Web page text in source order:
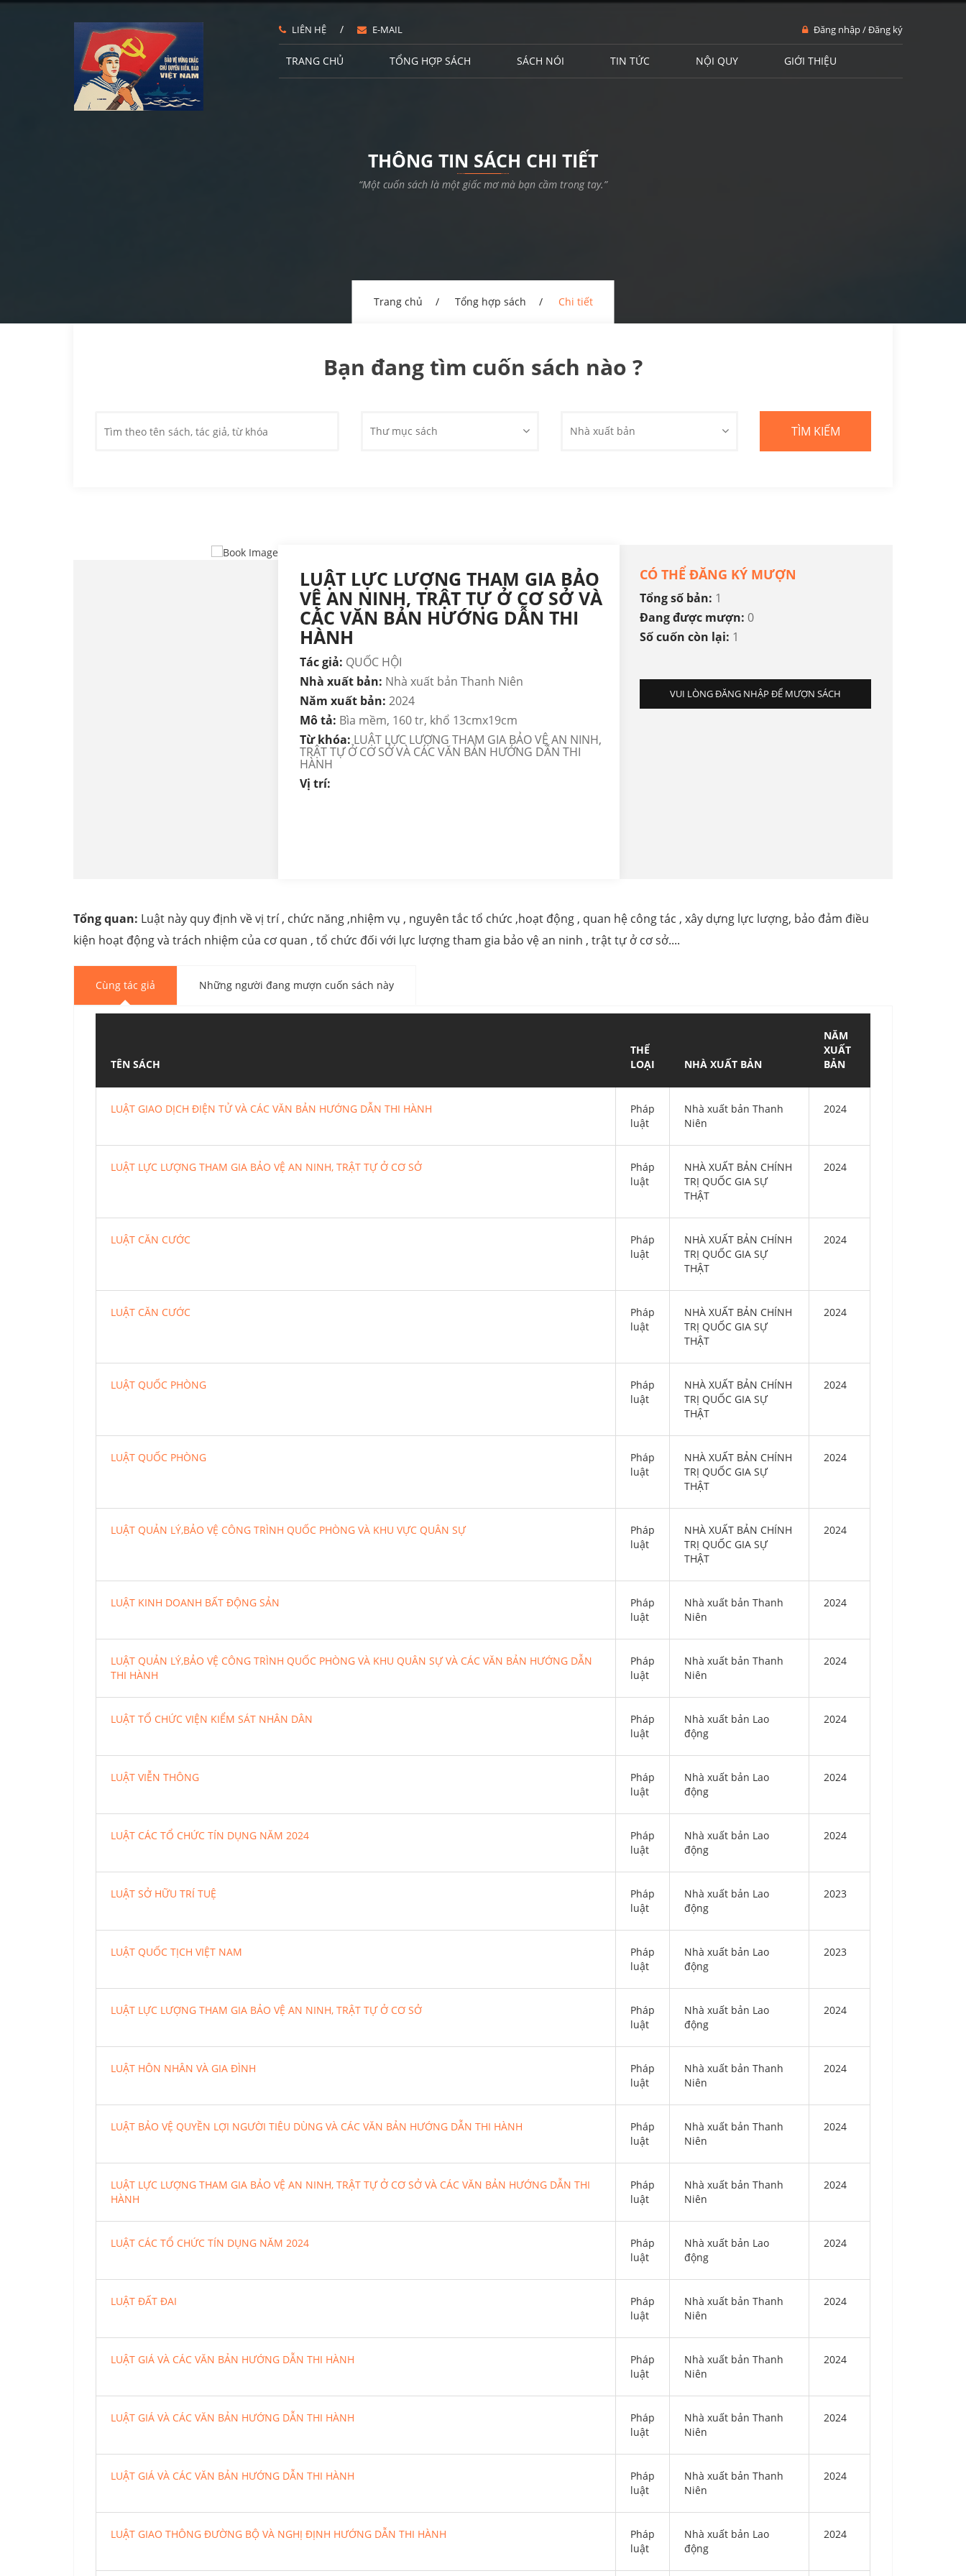
LIÊN HỆ / E-MAIL Đăng nhập / Đăng ký
TRANG CHỦ TỔNG HỢP SÁCH SÁCH NÓI TIN TỨC NỘI QUY GIỚI THIỆU
THÔNG TIN SÁCH CHI TIẾT
“Một cuốn sách là một giấc mơ mà bạn cầm trong tay.”
Trang chủ Tổng hợp sách Chi tiết
Bạn đang tìm cuốn sách nào ?
Thư mục sách Nhà xuất bản
LUẬT LỰC LƯỢNG THAM GIA BẢO
VỆ AN NINH, TRẬT TỰ Ở CƠ SỞ VÀ
CÁC VĂN BẢN HƯỚNG DẪN THI
HÀNH
Tác giả: QUỐC HỘI
Nhà xuất bản: Nhà xuất bản Thanh Niên
Năm xuất bản: 2024
Mô tả: Bìa mềm, 160 tr, khổ 13cmx19cm
Từ khóa: LUẬT LỰC LƯỢNG THAM GIA BẢO VỆ AN NINH,
TRẬT TỰ Ở CƠ SỞ VÀ CÁC VĂN BẢN HƯỚNG DẪN THI
HÀNH
Vị trí:
CÓ THỂ ĐĂNG KÝ MƯỢN
Tổng số bản: 1
Đang được mượn: 0
Số cuốn còn lại: 1
VUI LÒNG ĐĂNG NHẬP ĐỂ MƯỢN SÁCH
Tổng quan: Luật này quy định về vị trí , chức năng ,nhiệm vụ , nguyên tắc tổ chức ,hoạt động , quan hệ công tác , xây dựng lực lượng, bảo đảm điều
kiện hoạt động và trách nhiệm của cơ quan , tổ chức đối với lực lượng tham gia bảo vệ an ninh , trật tự ở cơ sở....
Cùng tác giả Những người đang mượn cuốn sách này
TÊN SÁCH
THỂ
LOẠI
NHÀ XUẤT BẢN
NĂM
XUẤT
BẢN
LUẬT GIAO DỊCH ĐIỆN TỬ VÀ CÁC VĂN BẢN HƯỚNG DẪN THI HÀNH
Pháp
luật
Nhà xuất bản Thanh
Niên
2024
LUẬT LỰC LƯỢNG THAM GIA BẢO VỆ AN NINH, TRẬT TỰ Ở CƠ SỞ
Pháp
luật
NHÀ XUẤT BẢN CHÍNH
TRỊ QUỐC GIA SỰ
THẬT
2024
LUẬT CĂN CƯỚC
Pháp
luật
NHÀ XUẤT BẢN CHÍNH
TRỊ QUỐC GIA SỰ
THẬT
2024
LUẬT CĂN CƯỚC
Pháp
luật
NHÀ XUẤT BẢN CHÍNH
TRỊ QUỐC GIA SỰ
THẬT
2024
LUẬT QUỐC PHÒNG
Pháp
luật
NHÀ XUẤT BẢN CHÍNH
TRỊ QUỐC GIA SỰ
THẬT
2024
LUẬT QUỐC PHÒNG
Pháp
luật
NHÀ XUẤT BẢN CHÍNH
TRỊ QUỐC GIA SỰ
THẬT
2024
LUẬT QUẢN LÝ,BẢO VỆ CÔNG TRÌNH QUỐC PHÒNG VÀ KHU VỰC QUÂN SỰ
Pháp
luật
NHÀ XUẤT BẢN CHÍNH
TRỊ QUỐC GIA SỰ
THẬT
2024
LUẬT KINH DOANH BẤT ĐỘNG SẢN
Pháp
luật
Nhà xuất bản Thanh
Niên
2024
LUẬT QUẢN LÝ,BẢO VỆ CÔNG TRÌNH QUỐC PHÒNG VÀ KHU QUÂN SỰ VÀ CÁC VĂN BẢN HƯỚNG DẪN
THI HÀNH
Pháp
luật
Nhà xuất bản Thanh
Niên
2024
LUẬT TỔ CHỨC VIỆN KIỂM SÁT NHÂN DÂN
Pháp
luật
Nhà xuất bản Lao
động
2024
LUẬT VIỄN THÔNG
Pháp
luật
Nhà xuất bản Lao
động
2024
LUẬT CÁC TỔ CHỨC TÍN DỤNG NĂM 2024
Pháp
luật
Nhà xuất bản Lao
động
2024
LUẬT SỞ HỮU TRÍ TUỆ
Pháp
luật
Nhà xuất bản Lao
động
2023
LUẬT QUỐC TỊCH VIỆT NAM
Pháp
luật
Nhà xuất bản Lao
động
2023
LUẬT LỰC LƯỢNG THAM GIA BẢO VỆ AN NINH, TRẬT TỰ Ở CƠ SỞ
Pháp
luật
Nhà xuất bản Lao
động
2024
LUẬT HÔN NHÂN VÀ GIA ĐÌNH
Pháp
luật
Nhà xuất bản Thanh
Niên
2024
LUẬT BẢO VỆ QUYỀN LỢI NGƯỜI TIÊU DÙNG VÀ CÁC VĂN BẢN HƯỚNG DẪN THI HÀNH
Pháp
luật
Nhà xuất bản Thanh
Niên
2024
LUẬT LỰC LƯỢNG THAM GIA BẢO VỆ AN NINH, TRẬT TỰ Ở CƠ SỞ VÀ CÁC VĂN BẢN HƯỚNG DẪN THI
HÀNH
Pháp
luật
Nhà xuất bản Thanh
Niên
2024
LUẬT CÁC TỔ CHỨC TÍN DỤNG NĂM 2024
Pháp
luật
Nhà xuất bản Lao
động
2024
LUẬT ĐẤT ĐAI
Pháp
luật
Nhà xuất bản Thanh
Niên
2024
LUẬT GIÁ VÀ CÁC VĂN BẢN HƯỚNG DẪN THI HÀNH
Pháp
luật
Nhà xuất bản Thanh
Niên
2024
LUẬT GIÁ VÀ CÁC VĂN BẢN HƯỚNG DẪN THI HÀNH
Pháp
luật
Nhà xuất bản Thanh
Niên
2024
LUẬT GIÁ VÀ CÁC VĂN BẢN HƯỚNG DẪN THI HÀNH
Pháp
luật
Nhà xuất bản Thanh
Niên
2024
LUẬT GIAO THÔNG ĐƯỜNG BỘ VÀ NGHỊ ĐỊNH HƯỚNG DẪN THI HÀNH
Pháp
luật
Nhà xuất bản Lao
động
2024